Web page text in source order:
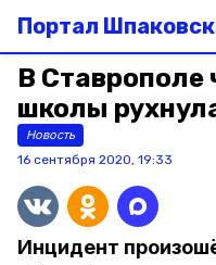
Портал
В Ставрополе
школы
Новость
16 сентября 2020, 19:33
Инцидент